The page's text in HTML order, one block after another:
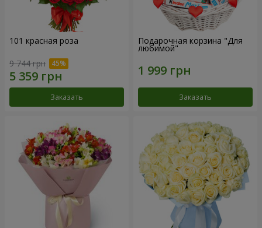
101 красная роза
9 744 грн
Заказать
Подарочная корзина "Для
любимой"
Заказать